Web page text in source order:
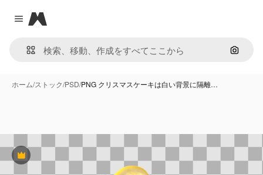
Close menu
Magnific
画像で
ホーム/ストック/PSD/PNG クリスマスケーキは白い背景に隔離…
Premium